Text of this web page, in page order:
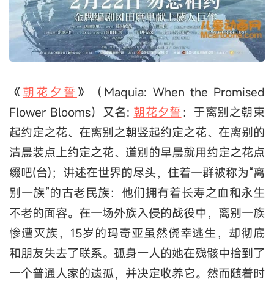
《 朝花夕誓 》（Maquia: When the Promised
Flower Blooms）又名: 朝花夕誓 ：于离别之朝束
起约定之花、在离别之朝竖起约定之花、在离别的
清晨装点上约定之花、道别的早晨就用约定之花点
缀吧(台)；讲述在世界的尽头，住着一群被称为“离
别一族”的古老民族：他们拥有着长寿之血和永生
不老的面容。在一场外族入侵的战役中，离别一族
惨遭灭族，15岁的玛奇亚虽然侥幸逃生，却彻底
和朋友失去了联系。孤身一人的她在残骸中拾到了
一个普通人家的遗孤，并决定收养它。然而随着时